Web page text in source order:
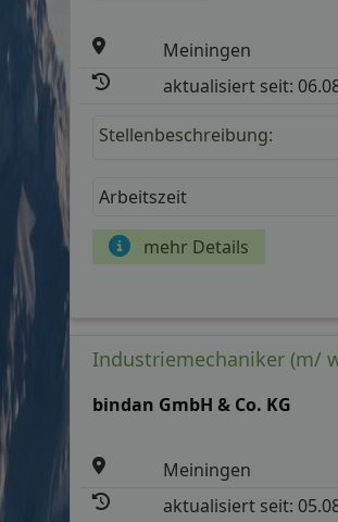
Meiningen
aktualisiert seit:
Stellenbeschreibung:
Arbeitszeit
mehr Details
Industriemechaniker (m/
bindan GmbH & Co. KG
Meiningen
aktualisiert seit: